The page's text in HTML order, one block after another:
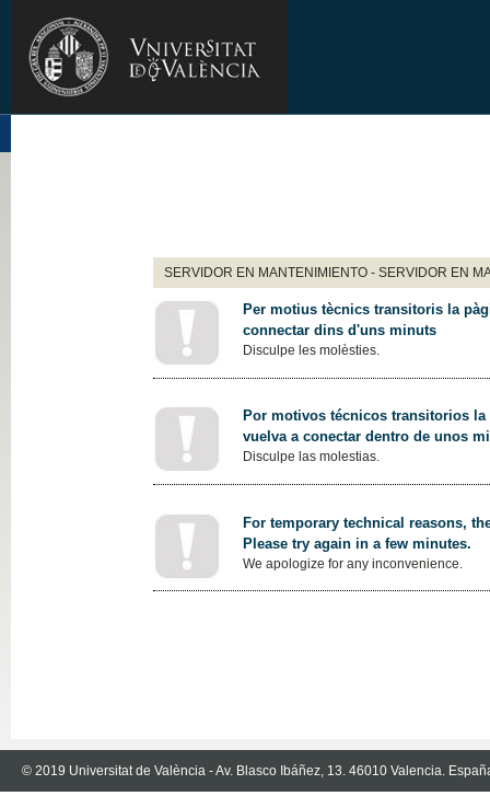
SERVIDOR EN MANTENIMIENTO - SERVIDOR EN
Per motius tècnics transitoris la
connectar dins d'uns minuts
Disculpe les molèsties.
Por motivos técnicos transitorios
vuelva a conectar dentro de unos
Disculpe las molestias.
For temporary technical reasons,
Please try again in a few minutes.
We apologize for any inconvenience.
© 2019 Universitat de València - Av. Blasco Ibáñez, 13. 46010 Valencia.